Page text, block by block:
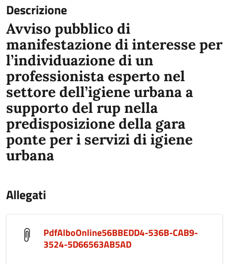
Descrizione
Avviso pubblico di
manifestazione di interesseper
l’individuazione di un
professionista esperto nel
settore dell’igiene urbana a
supporto del rup nella
predisposizione della gara
ponte per i servizi di igiene
urbana
Allegati
PdfAlboOnline56BBEDD4-536B-CAB9-
3524-5D66563AB5AD